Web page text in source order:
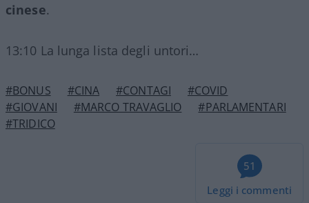
cinese.
13:10 La lunga lista degli untori…
#BONUS #CINA #CONTAGI
#COVID
#GIOVANI
#MARCO TRAVAGLIO
#PARLAMENTARI
#TRIDICO
51
Leggi i commenti